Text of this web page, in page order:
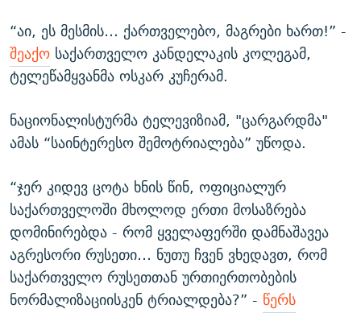
“აი, ეს მესმის… ქართველებო, მაგრები ხართ!” -
შეაქო საქართველო კანდელაკის კოლეგამ,
ტელეწამყვანმა ოსკარ კუჩერამ.
ნაციონალისტურმა ტელევიზიამ, "ცარგარდმა"
ამას “საინტერესო შემოტრიალება” უწოდა.
“ჯერ კიდევ ცოტა ხნის წინ, ოფიციალურ
საქართველოში მხოლოდ ერთი მოსაზრება
დომინირებდა - რომ ყველაფერში დამნაშავეა
აგრესორი რუსეთი… ნუთუ ჩვენ ვხედავთ, რომ
საქართველო რუსეთთან ურთიერთობების
ნორმალიზაციისკენ ტრიალდება?” - წერს